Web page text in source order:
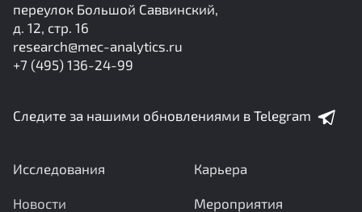
переулок Большой Саввинский,
д. 12, стр. 16
research@mec-analytics.ru
+7 (495) 136-24-99
Следите за нашими обновлениями в Telegram
Исследования
Новости
Карьера
Мероприятия